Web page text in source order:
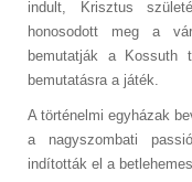
indult, Krisztus
honosodott meg a
bemutatják a Kossuth
bemutatásra a játék.
A történelmi egyházak
a nagyszombati
indították el a